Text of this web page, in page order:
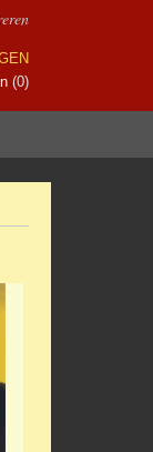
(0)